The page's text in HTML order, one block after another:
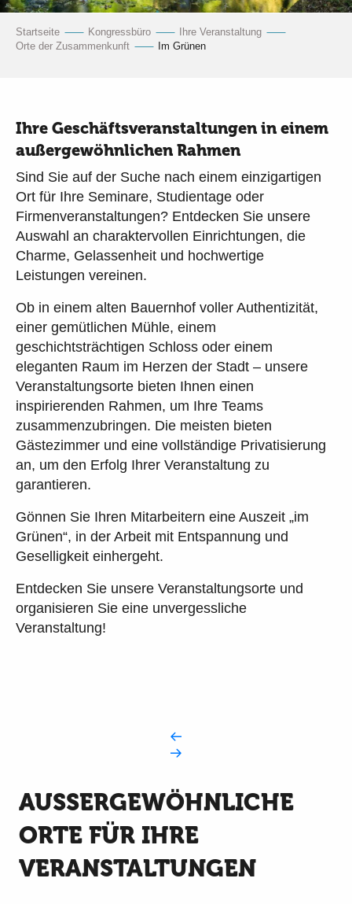
Startseite Kongressbüro
Ihre Veranstaltung
Orte der Zusammenkunft
Im Grünen
Ihre Geschäftsveranstaltungen in einem
außergewöhnlichen Rahmen
Sind Sie auf der Suche nach einem einzigartigen
Ort für Ihre Seminare, Studientage oder
Firmenveranstaltungen? Entdecken Sie unsere
Auswahl an charaktervollen Einrichtungen, die
Charme, Gelassenheit und hochwertige
Leistungen vereinen.
Ob in einem alten Bauernhof voller Authentizität,
einer gemütlichen Mühle, einem
geschichtsträchtigen Schloss oder einem
eleganten Raum im Herzen der Stadt – unsere
Veranstaltungsorte bieten Ihnen einen
inspirierenden Rahmen, um Ihre Teams
zusammenzubringen. Die meisten bieten
Gästezimmer und eine vollständige Privatisierung
an, um den Erfolg Ihrer Veranstaltung zu
garantieren.
Gönnen Sie Ihren Mitarbeitern eine Auszeit „im
Grünen“, in der Arbeit mit Entspannung und
Geselligkeit einhergeht.
Entdecken Sie unsere Veranstaltungsorte und
organisieren Sie eine unvergessliche
Veranstaltung!
AUSSERGEWÖHNLICHE O
RTE FÜR IHRE V
ERANSTALTUNGEN